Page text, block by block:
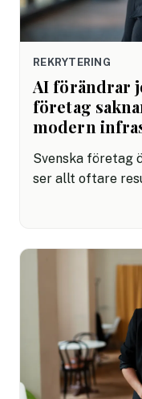
REKRYTERING
AI förändrar
företag
modern
Svenska företag
ser allt oftare
att samtidigt
pressen på att
cybersäkerheten
i en tid av